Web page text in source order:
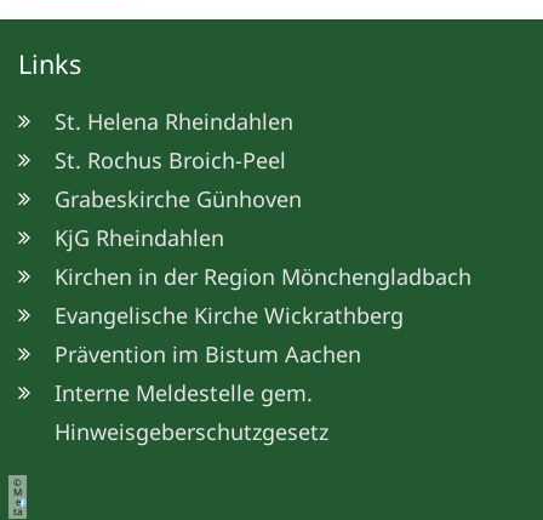
Links
St. Helena Rheindahlen
St. Rochus Broich-Peel
Grabeskirche Günhoven
KjG Rheindahlen
Kirchen in der Region Mönchengladbach
Evangelische Kirche Wickrathberg
Prävention im Bistum Aachen
Interne Meldestelle gem.
Hinweisgeberschutzgesetz
©
M
e
ta